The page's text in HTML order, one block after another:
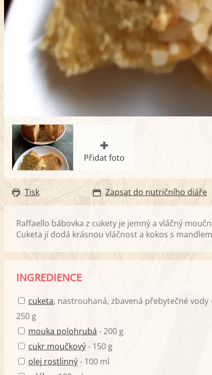
Přidat foto
Tisk Zapsat do nutričního diáře
Raffaello bábovka z cukety je jemný a vláčný
Cuketa jí dodá krásnou vláčnost a kokos s
INGREDIENCE
cuketa, nastrouhaná, zbavená přebytečné vody
250 g
mouka polohrubá - 200 g
cukr moučkový- 150 g
olej rostlinný- 100 ml